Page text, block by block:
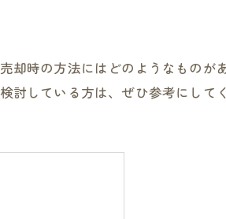
却時の方法にはどのようなものが
している方は、ぜひ参考にして